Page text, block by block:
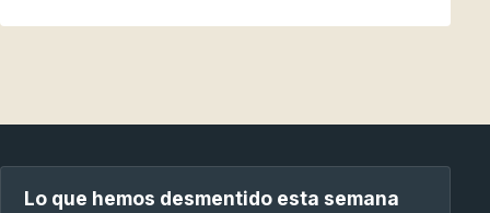
Lo que hemos desmentido esta semana